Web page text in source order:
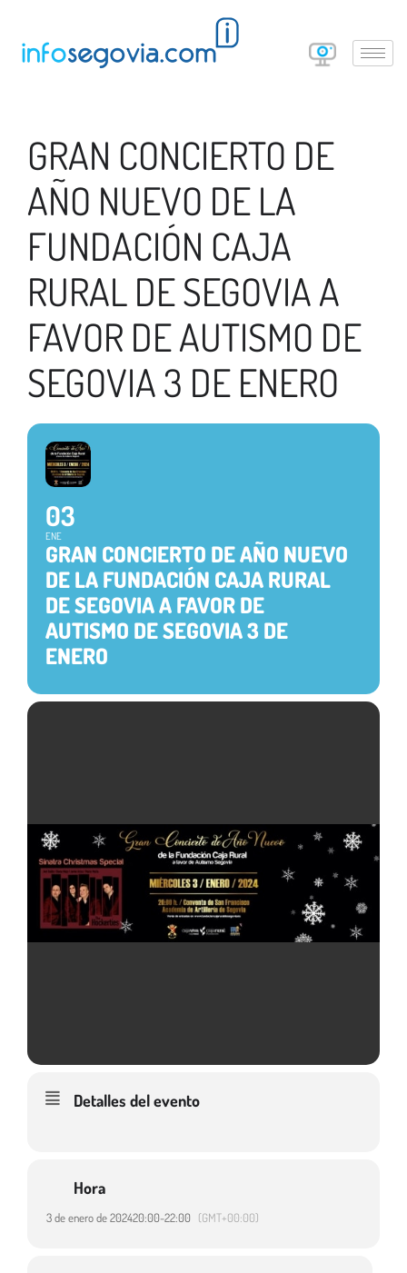
GRAN CONCIERTO DE
AÑO NUEVO DE LA
FUNDACIÓN CAJA
RURAL DE SEGOVIA A
FAVOR DE AUTISMO DE
SEGOVIA 3 DE ENERO
03
ENE
GRAN CONCIERTO DE AÑO NUEVO
DE LA FUNDACIÓN CAJA RURAL
DE SEGOVIA A FAVOR DE
AUTISMO DE SEGOVIA 3 DE
ENERO
Detalles del evento
Hora
3 de enero de 202420:00-22:00 (GMT+00:00)